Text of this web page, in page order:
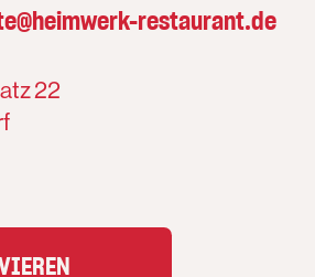
restaurant.de
22